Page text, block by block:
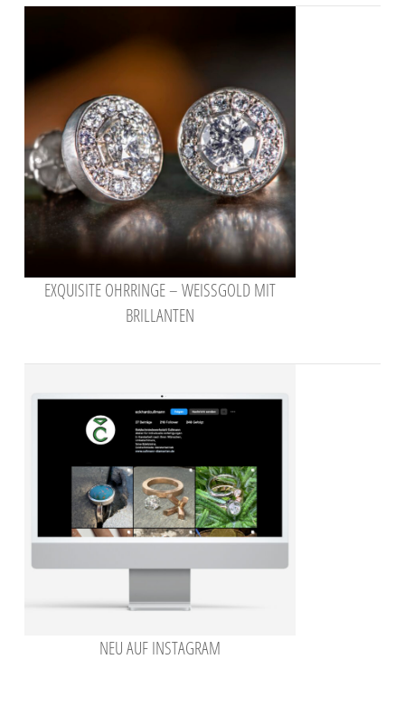
EXQUISITE OHRRINGE – WEISSGOLD MIT B
RILLANTEN
NEU AUF INSTAGRAM